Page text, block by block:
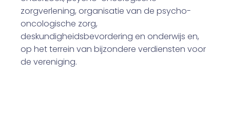
zorgverlening, organisatie van de psycho-
oncologische zorg,
deskundigheidsbevordering en onderwijs en,
op het terrein van bijzondere verdiensten voor
de vereniging.